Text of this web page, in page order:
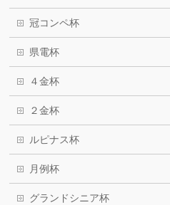
冠コンペ杯
県電杯
４金杯
２金杯
ルピナス杯
月例杯
グランドシニア杯